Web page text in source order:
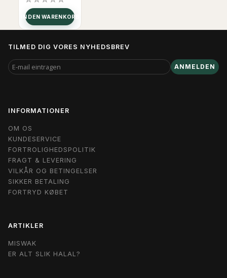
IN DEN WARENKORB
TILMED DIG VORES NYHEDSBREV
E-
MAIL
ANMELDEN
INFORMATIONER
OM OS
KUNDESERVICE
FORTROLIGHEDSPOLITIK
FRAGT & LEVERING
VILKÅR OG BETINGELSER
SIKKER BETALING
FORTRYD KØBET
ARTIKLER
MISWAK
ER ALT SLIK HALAL?